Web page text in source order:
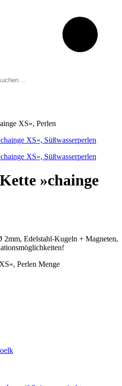
XS«, Perlen
»chainge
2mm, Edelstahl-Kugeln + Magneten,
Perlen Menge